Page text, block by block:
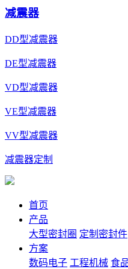
减震器
DD型减震器
DE型减震器
VD型减震器
VE型减震器
VV型减震器
减震器定制
首页
产品
大型密封圈 定制密封件
方案
数码电子 工程机械 食